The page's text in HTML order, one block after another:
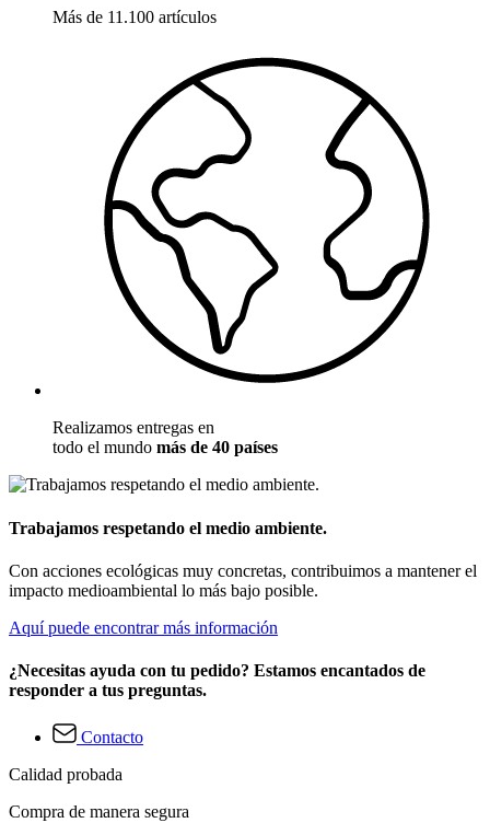
Más de 11.100 artículos
Realizamos entregas en
todo el mundo más de 40 países
Trabajamos respetando el medio ambiente.
Con acciones ecológicas muy concretas, contribuimos a mantener el
impacto medioambiental lo más bajo posible.
Aquí puede encontrar más información
¿Necesitas ayuda con tu pedido? Estamos encantados de
responder a tus preguntas.
Contacto
Calidad probada
Compra de manera segura